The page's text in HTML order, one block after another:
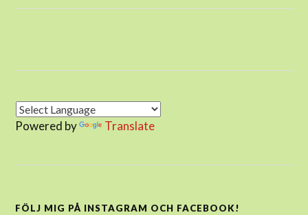
Powered by Translate
FÖLJ MIG PÅ INSTAGRAM OCH FACEBOOK!